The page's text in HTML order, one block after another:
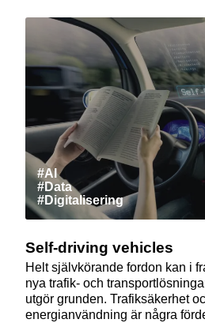
#AI
#Data
#Digitalisering
Self-driving vehicles
Helt självkörande fordon kan i
nya trafik- och
utgör grunden. Trafiksäkerhet
energianvändning är några